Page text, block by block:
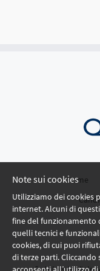
Home
Sede Legale: Viale
Note sui cookies
Utilizziamo dei cookies
internet. Alcuni di
fine del funzionamento
quelli tecnici e
cookies, di cui puoi
di terze parti. Cliccando